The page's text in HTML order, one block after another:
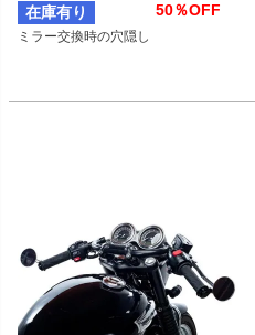
在庫有り 50％OFF
ミラー交換時の穴隠し